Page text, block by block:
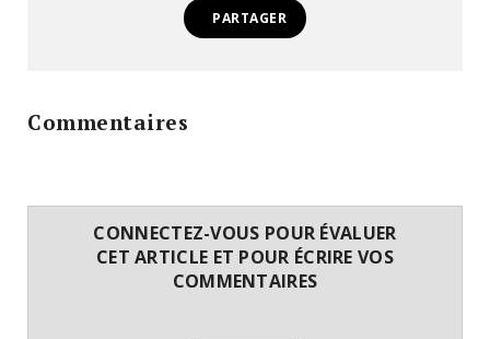
PARTAGER
Commentaires
CONNECTEZ-VOUS POUR ÉVALUER
CET ARTICLE ET POUR ÉCRIRE VOS
COMMENTAIRES